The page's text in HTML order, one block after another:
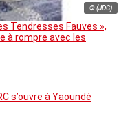
© (JDC)
Tendresses Fauves »,
à rompre avec les
s’ouvre à Yaoundé